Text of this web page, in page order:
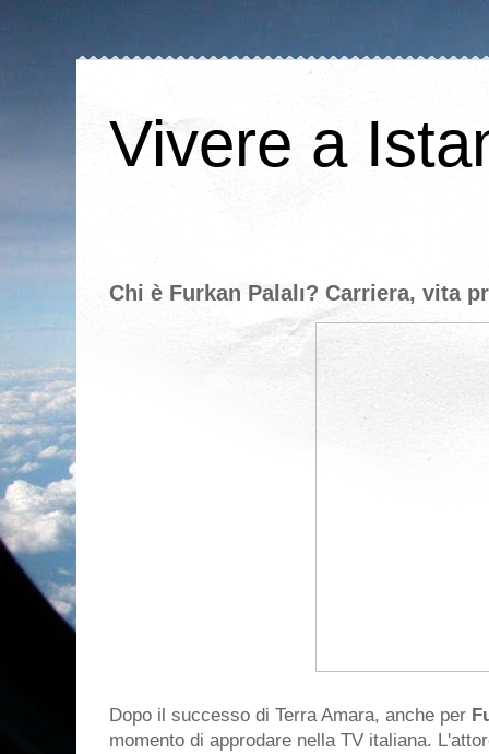
Vivere a
Chi è Furkan Palalı? Carriera, vita
Dopo il successo di Terra Amara, anche per
momento di approdare nella TV italiana.